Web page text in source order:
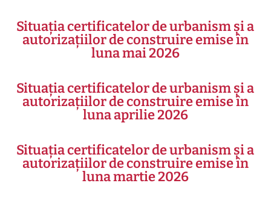
Situația certificatelor de urbanism și a
autorizațiilor de construire emise în
luna mai 2026
Situația certificatelor de urbanism și a
autorizațiilor de construire emise în
luna aprilie 2026
Situația certificatelor de urbanism și a
autorizațiilor de construire emise în
luna martie 2026